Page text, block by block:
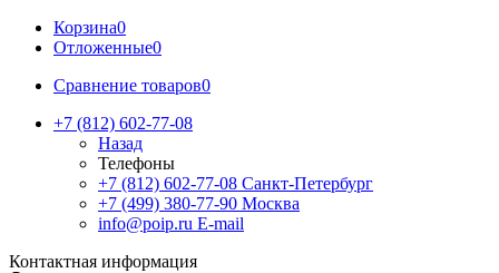
Корзина0
Отложенные0
Сравнение товаров0
+7 (812) 602-77-08
Назад
Телефоны
+7 (812) 602-77-08 Санкт-Петербург
+7 (499) 380-77-90 Москва
info@poip.ru E-mail
Контактная информация